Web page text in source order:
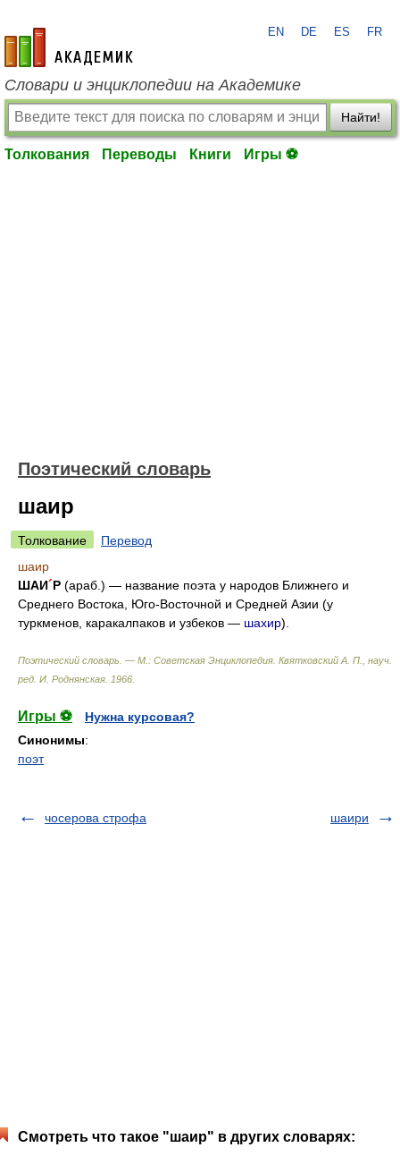
academic.ru
EN DE ES FR
Словари и энциклопедии на Академике
Найти!
Толкования Переводы Книги Игры ⚽
Поэтический словарь
шаир
Толкование
Перевод
шаир
ШАИ´Р (араб.) — название поэта у народов Ближнего и
Среднего Востока, Юго-Восточной и Средней Азии (у
туркменов, каракалпаков и узбеков — шахир).
Поэтический словарь. — М.: Советская Энциклопедия Квятковский А. П., науч.
ред. И. Роднянская 1966
Игры ⚽
Нужна курсовая?
Синонимы:
поэт
чосерова строфа шаири
Смотреть что такое "шаир" в других словарях: